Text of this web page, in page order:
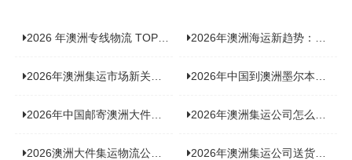
2026 年澳洲专线物流 TOP10 测评：合规、时效、价格全维度对比 2026年澳洲海运新趋势：大件家具运输有何独特门道？
2026年澳洲集运市场新关注：到底该如何精准计算体积重？ 2026年中国到澳洲墨尔本海运专线，背后隐藏哪些物流新机遇？
2026年中国邮寄澳洲大件运输攻略，快速安全送达的秘诀大揭秘！ 2026年澳洲集运公司怎么选？个人用户与跨境商家避坑全攻略
2026澳洲大件集运物流公司全景分析：市场趋势、选型逻辑与品牌适配 2026年澳洲集运公司送货上门服务哪家好：靠谱品牌选型指南